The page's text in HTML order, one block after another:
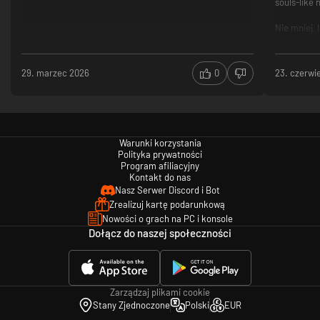
29. marzec 2026 0
Nie mniej,
Strefa
23.
Warunki korzystania
Polityka prywatności
Program afiliacyjny
Kontakt do nas
Nasz Serwer Discord i Bot
Zrealizuj kartę podarunkową
Nowości o grach na PC i konsole
Dołącz do naszej społeczności
Zarządzaj plikami cookie
Stany Zjednoczone
Polski EUR